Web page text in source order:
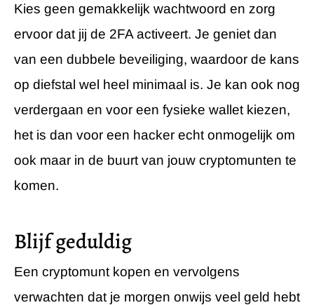
Kies geen gemakkelijk wachtwoord en zorg
ervoor dat jij de 2FA activeert. Je geniet dan
van een dubbele beveiliging, waardoor de kans
op diefstal wel heel minimaal is. Je kan ook nog
verdergaan en voor een fysieke wallet kiezen,
het is dan voor een hacker echt onmogelijk om
ook maar in de buurt van jouw cryptomunten te
komen.
Blijf geduldig
Een cryptomunt kopen en vervolgens
verwachten dat je morgen onwijs veel geld hebt